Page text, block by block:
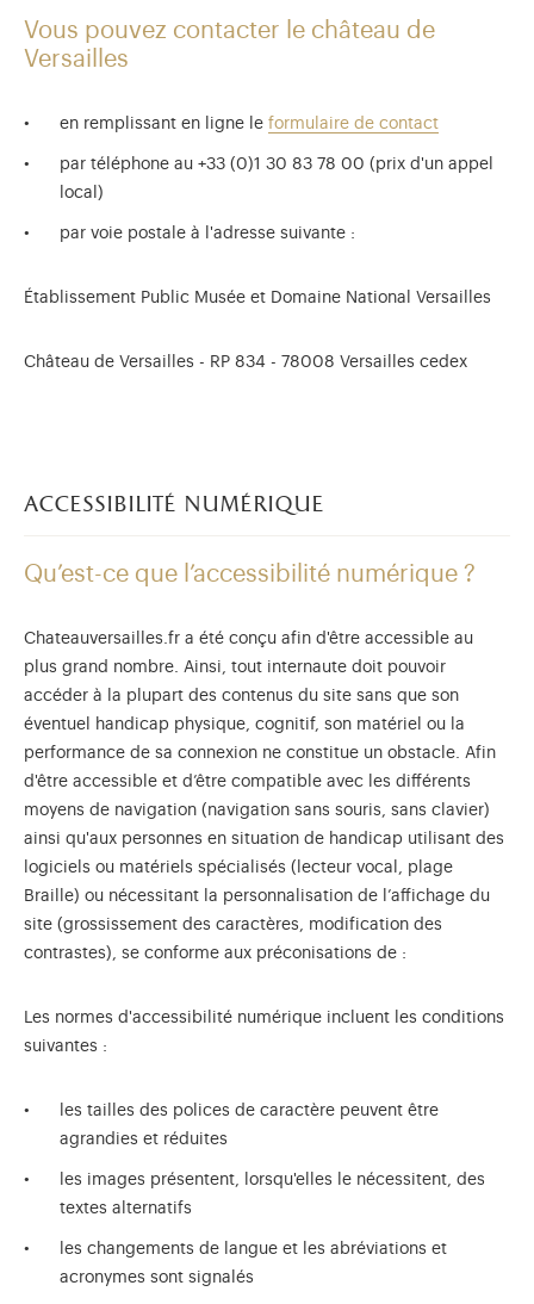
Vous pouvez contacter le château de
Versailles
en remplissant en ligne le formulaire de contact
par téléphone au +33 (0)1 30 83 78 00 (prix d'un appel
local)
par voie postale à l'adresse suivante :
Établissement Public Musée et Domaine National Versailles
Château de Versailles - RP 834 - 78008 Versailles cedex
accessibilité numérique
Qu’est-ce que l’accessibilité numérique ?
Chateauversailles.fr a été conçu afin d'être accessible au
plus grand nombre. Ainsi, tout internaute doit pouvoir
accéder à la plupart des contenus du site sans que son
éventuel handicap physique, cognitif, son matériel ou la
performance de sa connexion ne constitue un obstacle. Afin
d'être accessible et d’être compatible avec les différents
moyens de navigation (navigation sans souris, sans clavier)
ainsi qu'aux personnes en situation de handicap utilisant des
logiciels ou matériels spécialisés (lecteur vocal, plage
Braille) ou nécessitant la personnalisation de l’affichage du
site (grossissement des caractères, modification des
contrastes), se conforme aux préconisations de :
Les normes d'accessibilité numérique incluent les conditions
suivantes :
les tailles des polices de caractère peuvent être
agrandies et réduites
les images présentent, lorsqu'elles le nécessitent, des
textes alternatifs
les changements de langue et les abréviations et
acronymes sont signalés